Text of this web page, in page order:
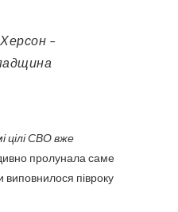
цілі СВО вже
пролунала саме
виповнилося півроку